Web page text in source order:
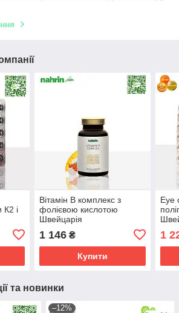
К2 і
Вітамін В комплекс з
фолієвою кислотою
Швейцарія
1 146₴
Купити
Еye
1
та новинки
–12%